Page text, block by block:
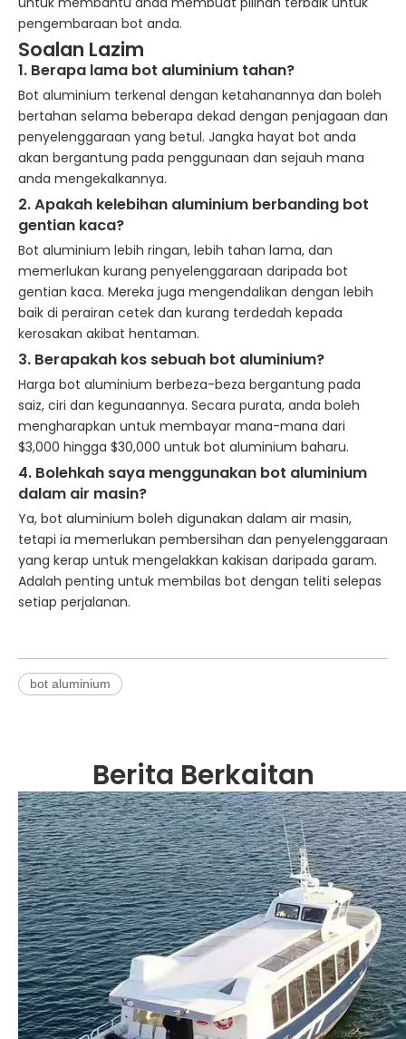
pengembaraan bot anda.
Soalan Lazim
1. Berapa lama bot aluminium tahan?
Bot aluminium terkenal dengan ketahanannya dan boleh
bertahan selama beberapa dekad dengan penjagaan dan
penyelenggaraan yang betul. Jangka hayat bot anda
akan bergantung pada penggunaan dan sejauh mana
anda mengekalkannya.
2.Apakah kelebihan aluminium berbanding bot
gentian kaca?
Bot aluminium lebih ringan, lebih tahan lama, dan
memerlukan kurang penyelenggaraan daripada bot
gentian kaca. Mereka juga mengendalikan dengan lebih
baik di perairan cetek dan kurang terdedah kepada
kerosakan akibat hentaman.
3. Berapakah kos sebuah bot aluminium?
Harga bot aluminium berbeza-beza bergantung pada
saiz, ciri dan kegunaannya. Secara purata, anda boleh
mengharapkan untuk membayar mana-mana dari
$3,000 hingga $30,000 untuk bot aluminium baharu.
4. Bolehkah saya menggunakan bot aluminium
dalam air masin?
Ya, bot aluminium boleh digunakan dalam air masin,
tetapi ia memerlukan pembersihan dan penyelenggaraan
yang kerap untuk mengelakkan kakisan daripada garam.
Adalah penting untuk membilas bot dengan teliti selepas
setiap perjalanan.
bot aluminium
Berita Berkaitan